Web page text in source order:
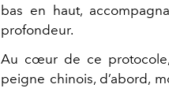
bas en haut,
profondeur.
Au cœur de ce protocole,
peigne chinois, d’abord,